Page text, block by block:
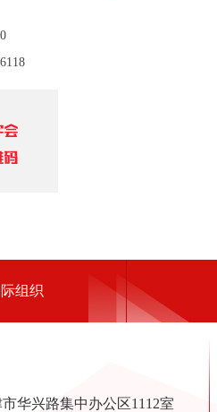
组织
华兴路集中办公区1112室